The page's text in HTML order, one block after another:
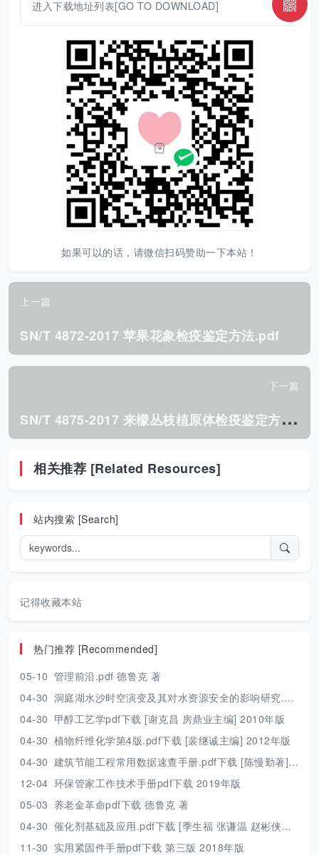
进入下载地址列表[GO TO DOWNLOAD]
如果可以的话，请微信扫码赞助一下本站！
上一篇
SN/T 4872-2017 苹果花象检疫鉴定方法.pdf
下一篇
S
N/T 4875-2017 来檬丛枝植原体检疫鉴定方法.pdf
相关推荐 [Related Resources]
站内搜索 [Search]
记得收藏本站
热门推荐 [Recommended]
05-10 管理前沿.pdf 德鲁克 著
04-30 洞庭湖水沙时空演变及其对水资源安全的影响研究.pdf 胡光伟 著 2017年版
04-30 甲醇工艺学pdf下载 [谢克昌 房鼎业主编] 2010年版
04-30 植物纤维化学第4版.pdf下载 [裴继诚主编] 2012年版
04-30 建筑节能工程常用数据速查手册.pdf下载 [陈慢勤著] 2010年版
12-04 环保管家工作技术手册pdf下载 2019年版
05-03 养老金革命pdf下载 德鲁克 著
04-30 催化剂基础及应用.pdf下载 [季生福 张谦温 赵彬侠编] 2011年版
11-30 实用紧固件手册pdf下载 第三版 2018年版